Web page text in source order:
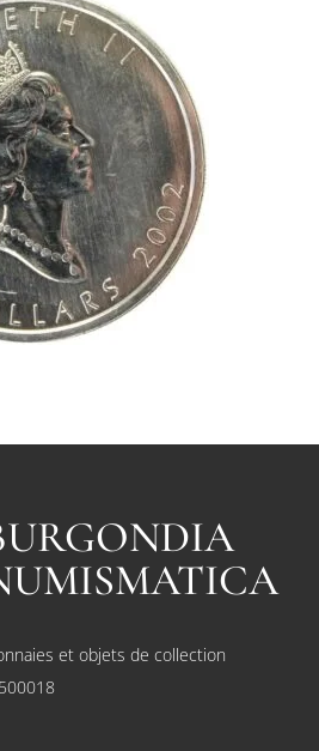
et objets de collection